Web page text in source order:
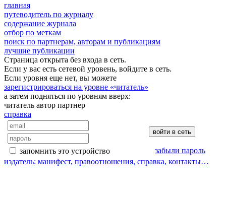
главная
путеводитель по журналу
содержание журнала
отбор по меткам
поиск по партнерам, авторам и публикациям
лучшие публикации
Страница открыта без входа в сеть.
Если у вас есть сетевой уровень, войдите в сеть.
Если уровня еще нет, вы можете
зарегистрироваться на уровне «читатель»
а затем подняться по уровням вверх:
читатель автор партнер
справка
запомнить это устройство
забыли пароль
издатель: манифест, правоотношения, справка, контакты…